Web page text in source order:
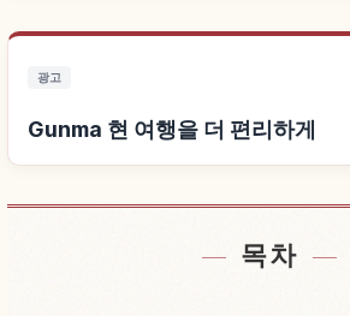
광고
Gunma 현 여행을 더 편리하게
Gunma 현 근처 숙소 찾기
목차